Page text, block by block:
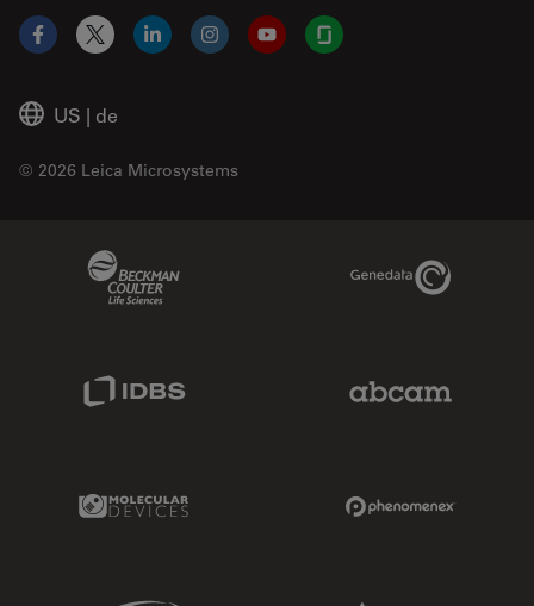
US | de
© 2026 Leica Microsystems
Facebook
X LinkedInInstagramYouTubeGlassdoor
Genedata Link
Molecular Devices Link